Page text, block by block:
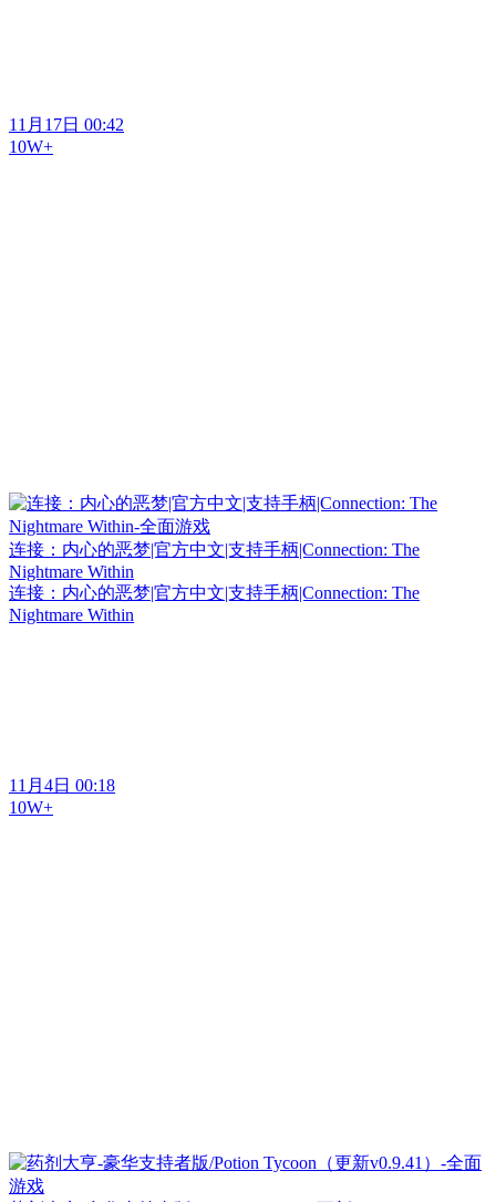
11月17日 00:42
10W+
连接：内心的恶梦|官方中文|支持手柄|Connection: The
Nightmare Within
连接：内心的恶梦|官方中文|支持手柄|Connection: The
Nightmare Within
11月4日 00:18
10W+